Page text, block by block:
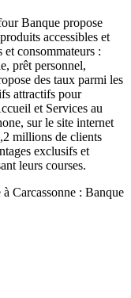
Banque propose
accessibles et
et consommateurs :
prêt personnel,
des taux parmi les
attractifs pour
et Services au
sur le site internet
millions de clients
exclusifs et
leurs courses.
Carcassonne : Banque